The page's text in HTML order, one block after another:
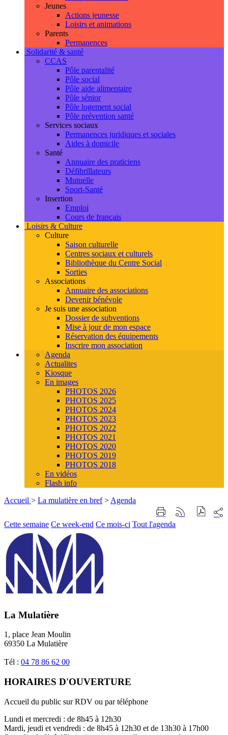
Jeunes
Actions jeunesse
Loisirs et animations
Parents
Permanences
Solidarité & santé
CCAS
Pôle parentalité
Pôle social
Pôle aide alimentaire
Pôle sénior
Pôle logement social
Pôle prévention santé
Services sociaux
Permanences juridiques et sociales
Aides à domicile
Santé
Annuaire des praticiens
Défibrillateurs
Mutuelle
Sport-Santé
Insertion
Emploi
Cours de français
Loisirs & Culture
Culture
Saison culturelle
Centres sociaux et culturels
Bibliothèque du Centre Social
Sorties
Associations
Annuaire des associations
Devenir bénévole
Je suis une association
Dossier de subventions
Mise à jour de mon espace
Réservation des équipements
Inscrire mon association
Agenda
Actualites
Kiosque
En images
PHOTOS 2026
PHOTOS 2025
PHOTOS 2024
PHOTOS 2023
PHOTOS 2022
PHOTOS 2021
PHOTOS 2020
PHOTOS 2019
PHOTOS 2018
En vidéos
Flash info
Accueil > La mulatière en bref > Agenda
Imprimer
cette
page
Générer
flux
sur
Cette semaine Ce week-end Ce mois-ci Tout l'agenda
La Mulatière
1, place Jean Moulin
69350 La Mulatière
Tél : 04 78 86 62 00
HORAIRES D'OUVERTURE
Accueil du public sur RDV ou par téléphone
Lundi et mercredi : de 8h45 à 12h30
Mardi, jeudi et vendredi : de 8h45 à 12h30 et de 13h30 à 17h00